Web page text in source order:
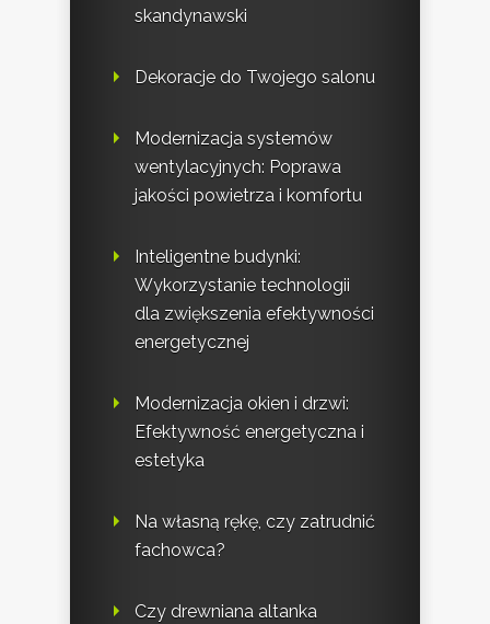
skandynawski
Dekoracje do Twojego salonu
Modernizacja systemów
wentylacyjnych: Poprawa
jakości powietrza i komfortu
Inteligentne budynki:
Wykorzystanie technologii
dla zwiększenia efektywności
energetycznej
Modernizacja okien i drzwi:
Efektywność energetyczna i
estetyka
Na własną rękę, czy zatrudnić
fachowca?
Czy drewniana altanka